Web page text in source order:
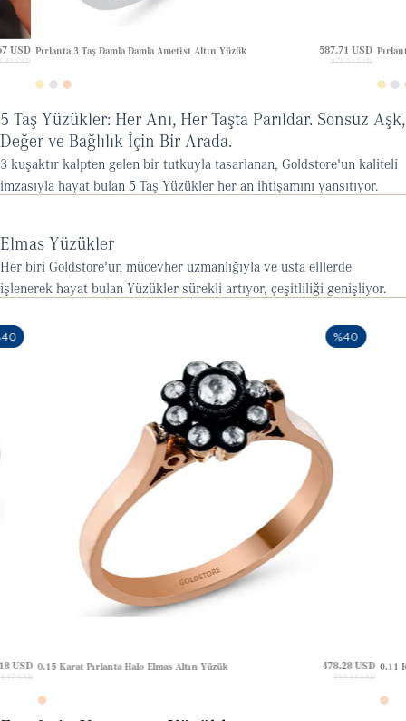
USD
USD
Pırlanta 3 Taş Damla Damla Ametist Altın Yüzük 587.71 USD
979.51 USD
5 Taş Yüzükler: Her Anı, Her Taşta Parıldar. Sonsuz Aşk,
Değer ve Bağlılık İçin Bir Arada.
3 kuşaktır kalpten gelen bir tutkuyla tasarlanan, Goldstore'un kaliteli
imzasıyla hayat bulan 5 Taş Yüzükler her an ihtişamını yansıtıyor.
Elmas Yüzükler
Her biri Goldstore'un mücevher uzmanlığıyla ve usta elllerde
işlenerek hayat bulan Yüzükler sürekli artıyor, çeşitliliği genişliyor.
USD
USD
0.15 Karat Pırlanta Halo Elmas Altın Yüzük 478.28 USD
797.13 USD
%40
0.11